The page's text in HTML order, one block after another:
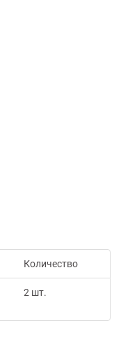
Количество
2 шт.